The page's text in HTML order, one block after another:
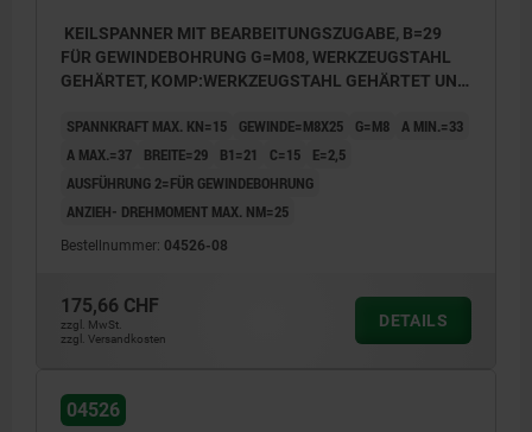
1) Keilspanner
KEILSPANNER MIT BEARBEITUNGSZUGABE, B=29
FÜR GEWINDEBOHRUNG G=M08, WERKZEUGSTAHL
GEHÄRTET, KOMP:WERKZEUGSTAHL GEHÄRTET UND
SPANNKRAFT MAX. KN=15 GEWINDE=M8X25 G=M8 A MIN.=33
A MAX.=37
BREITE=29 B1=21 C=15
E=2,5
AUSFÜHRUNG 2=FÜR GEWINDEBOHRUNG
ANZIEH- DREHMOMENT MAX. NM=25
Bestellnummer: 04526-08
175,66 CHF
zzgl. MwSt.
zzgl. Versandkosten
DETAILS
04526